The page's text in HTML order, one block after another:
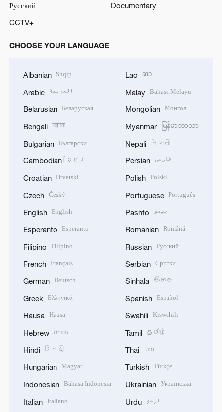
Русский
Documentary
CCTV+
CHOOSE YOUR LANGUAGE
Albanian Shqip
Arabic العربية
Belarusian Беларуская
Bengali বাংলা
Bulgarian Български
Cambodian ខ្មែរ
Croatian Hrvatski
Czech Český
English English
Esperanto Esperanto
Filipino Filipino
French Français
German Deutsch
Greek Ελληνικά
Hausa Hausa
Hebrew עברית
Hindi हिन्दी
Hungarian Magyar
Indonesian Bahasa Indonesia
Italian Italiano
Lao ລາວ
Malay Bahasa Melayu
Mongolian Монгол
Myanmar မြန်မာဘာသာ
Nepali नेपाली
Persian فارسی
Polish Polski
Portuguese Português
Pashto پښتو
Romanian Română
Russian Русский
Serbian Српски
Sinhala සිංහල
Spanish Español
Swahili Kiswahili
Tamil தமிழ்
Thai ไทย
Turkish Türkçe
Ukrainian Українська
Urdu اردو